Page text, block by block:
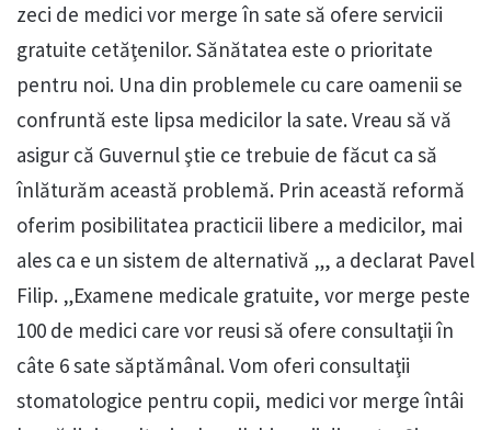
zeci de medici vor merge în sate să ofere servicii
gratuite cetăţenilor. Sănătatea este o prioritate
pentru noi. Una din problemele cu care oamenii se
confruntă este lipsa medicilor la sate. Vreau să vă
asigur că Guvernul ştie ce trebuie de făcut ca să
înlăturăm această problemă. Prin această reformă
oferim posibilitatea practicii libere a medicilor, mai
ales ca e un sistem de alternativă „, a declarat Pavel
Filip. „Examene medicale gratuite, vor merge peste
100 de medici care vor reusi să ofere consultaţii în
câte 6 sate săptămânal. Vom oferi consultaţii
stomatologice pentru copii, medici vor merge întâi